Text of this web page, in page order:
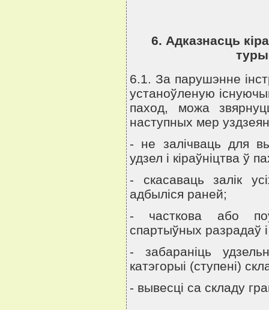
6. Адказнасць
6.1. За парушэнне
устаноўленую
паход, можа
наступных мер
- не залiчваць для
удзел i кiраўнiцтва ў
- скасаваць залiк
адбылiся раней;
- часткова або
спартыўных разрадаў
- забаранiць
катэгорыi (ступенi)
- вывесцi са складу